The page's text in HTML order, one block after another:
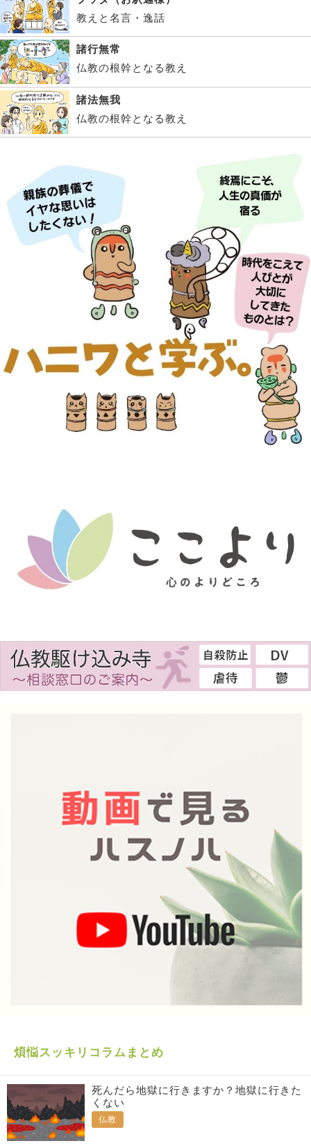
教えと名言・逸話
諸行無常
仏教の根幹となる教え
諸法無我
仏教の根幹となる教え
煩悩スッキリコラムまとめ
死んだら地獄に行きますか？地獄に行きた
くない
仏教